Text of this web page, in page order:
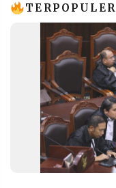
TERPOPULER